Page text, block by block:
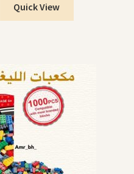
Quick View